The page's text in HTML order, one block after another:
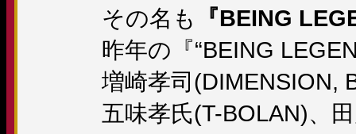
その名も
『BEING
昨年の『“BEING
増崎孝司(DIMENSION,
五味孝氏(T-BOLAN)、